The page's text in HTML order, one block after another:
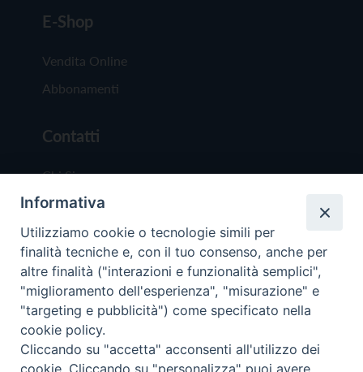
E-Shop
Vendita Online
Abbonamenti
Contatti
Chi Siamo
Redazione
Scrivici
Copyright © 2019 - Tutti i diritti riservati - Vita
Trentina Editrice
Informativa
Utilizziamo cookie o tecnologie simili per
finalità tecniche e, con il tuo consenso, anche per
altre finalità ("interazioni e funzionalità semplici",
"miglioramento dell'esperienza", "misurazione" e
"targeting e pubblicità") come specificato nella
cookie policy.
Cliccando su "accetta" acconsenti all'utilizzo dei